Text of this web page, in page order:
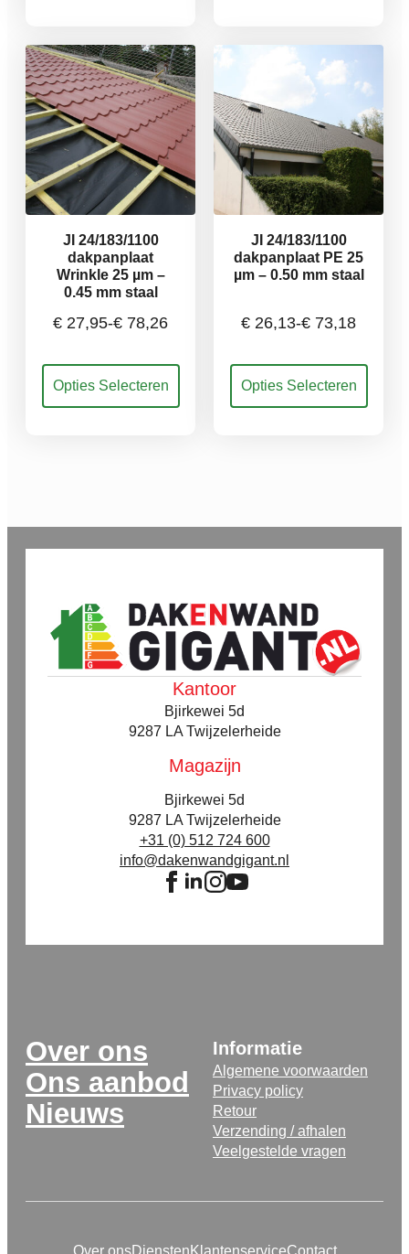
€ 88,83
heeft
variaties.
Deze
optie
kan
gekozen
worden
de
productpagina
€ 81,00
heeft
variaties.
kan
gekozen
worden
op
productpagina
JI 24/183/1100
dakpanplaat
Wrinkle 25 µm –
0.45 mm staal
€ 27,95-€ 78,26
€ 27,95
Opties Selecteren
Dit
product
heeft
worden
productpagina
JI 24/183/1100
dakpanplaat PE 25
µm – 0.50 mm staal
€ 26,13-€ 73,18
€ 26,13
Opties Selecteren
Dit
product
heeft
worden
productpagina
Over ons
Ons aanbod
Nieuws
Informatie
Algemene voorwaarden
Privacy policy
Retour
Verzending / afhalen
Veelgestelde vragen
Over onsDiensten KlantenserviceContact
Kantoor
Bjirkewei 5d
9287 LA Twijzelerheide
Magazijn
Bjirkewei 5d
9287 LA Twijzelerheide
+31 (0) 512 724 600
info@dakenwandgigant.nl